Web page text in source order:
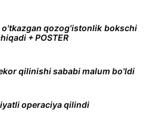
qozog'istonlik bokschi
+ POSTER
qilinishi sababi malum bo'ldi
operaciya qilindi